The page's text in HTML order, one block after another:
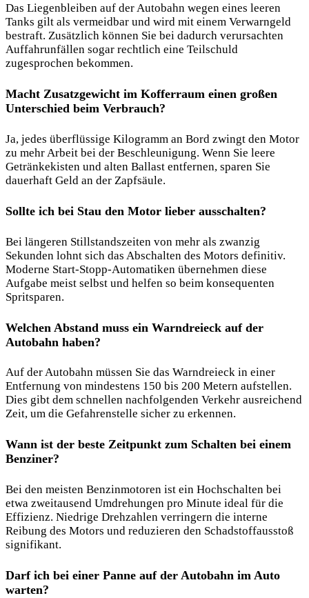
Das Liegenbleiben auf der Autobahn wegen eines leeren
Tanks gilt als vermeidbar und wird mit einem Verwarngeld
bestraft. Zusätzlich können Sie bei dadurch verursachten
Auffahrunfällen sogar rechtlich eine Teilschuld
zugesprochen bekommen.
Macht Zusatzgewicht im Kofferraum einen großen
Unterschied beim Verbrauch?
Ja, jedes überflüssige Kilogramm an Bord zwingt den Motor
zu mehr Arbeit bei der Beschleunigung. Wenn Sie leere
Getränkekisten und alten Ballast entfernen, sparen Sie
dauerhaft Geld an der Zapfsäule.
Sollte ich bei Stau den Motor lieber ausschalten?
Bei längeren Stillstandszeiten von mehr als zwanzig
Sekunden lohnt sich das Abschalten des Motors definitiv.
Moderne Start-Stopp-Automatiken übernehmen diese
Aufgabe meist selbst und helfen so beim konsequenten
Spritsparen.
Welchen Abstand muss ein Warndreieck auf der
Autobahn haben?
Auf der Autobahn müssen Sie das Warndreieck in einer
Entfernung von mindestens 150 bis 200 Metern aufstellen.
Dies gibt dem schnellen nachfolgenden Verkehr ausreichend
Zeit, um die Gefahrenstelle sicher zu erkennen.
Wann ist der beste Zeitpunkt zum Schalten bei einem
Benziner?
Bei den meisten Benzinmotoren ist ein Hochschalten bei
etwa zweitausend Umdrehungen pro Minute ideal für die
Effizienz. Niedrige Drehzahlen verringern die interne
Reibung des Motors und reduzieren den Schadstoffausstoß
signifikant.
Darf ich bei einer Panne auf der Autobahn im Auto
warten?